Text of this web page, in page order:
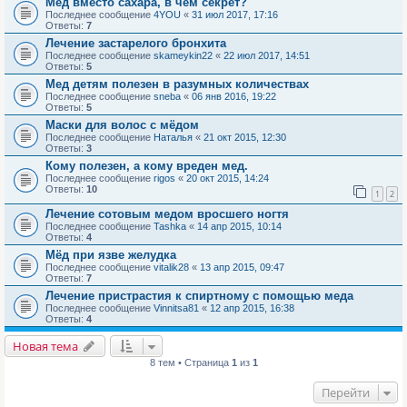
Последнее сообщение 4YOU « 31 июл 2017, 17:16
Ответы: 7
Лечение застарелого бронхита
Последнее сообщение skameykin22 « 22 июл 2017, 14:51
Ответы: 5
Мед детям полезен в разумных количествах
Последнее сообщение sneba « 06 янв 2016, 19:22
Ответы: 5
Маски для волос с мёдом
Последнее сообщение Наталья « 21 окт 2015, 12:30
Ответы: 3
Кому полезен, а кому вреден мед.
Последнее сообщение rigos « 20 окт 2015, 14:24
Ответы: 10 1 2
Лечение сотовым медом вросшего ногтя
Последнее сообщение Tashka « 14 апр 2015, 10:14
Ответы: 4
Мёд при язве желудка
Последнее сообщение vitalik28 « 13 апр 2015, 09:47
Ответы: 7
Лечение пристрастия к спиртному с помощью меда
Последнее сообщение Vinnitsa81 « 12 апр 2015, 16:38
Ответы: 4
Новая тема
8 тем • Страница 1 из 1
Перейти